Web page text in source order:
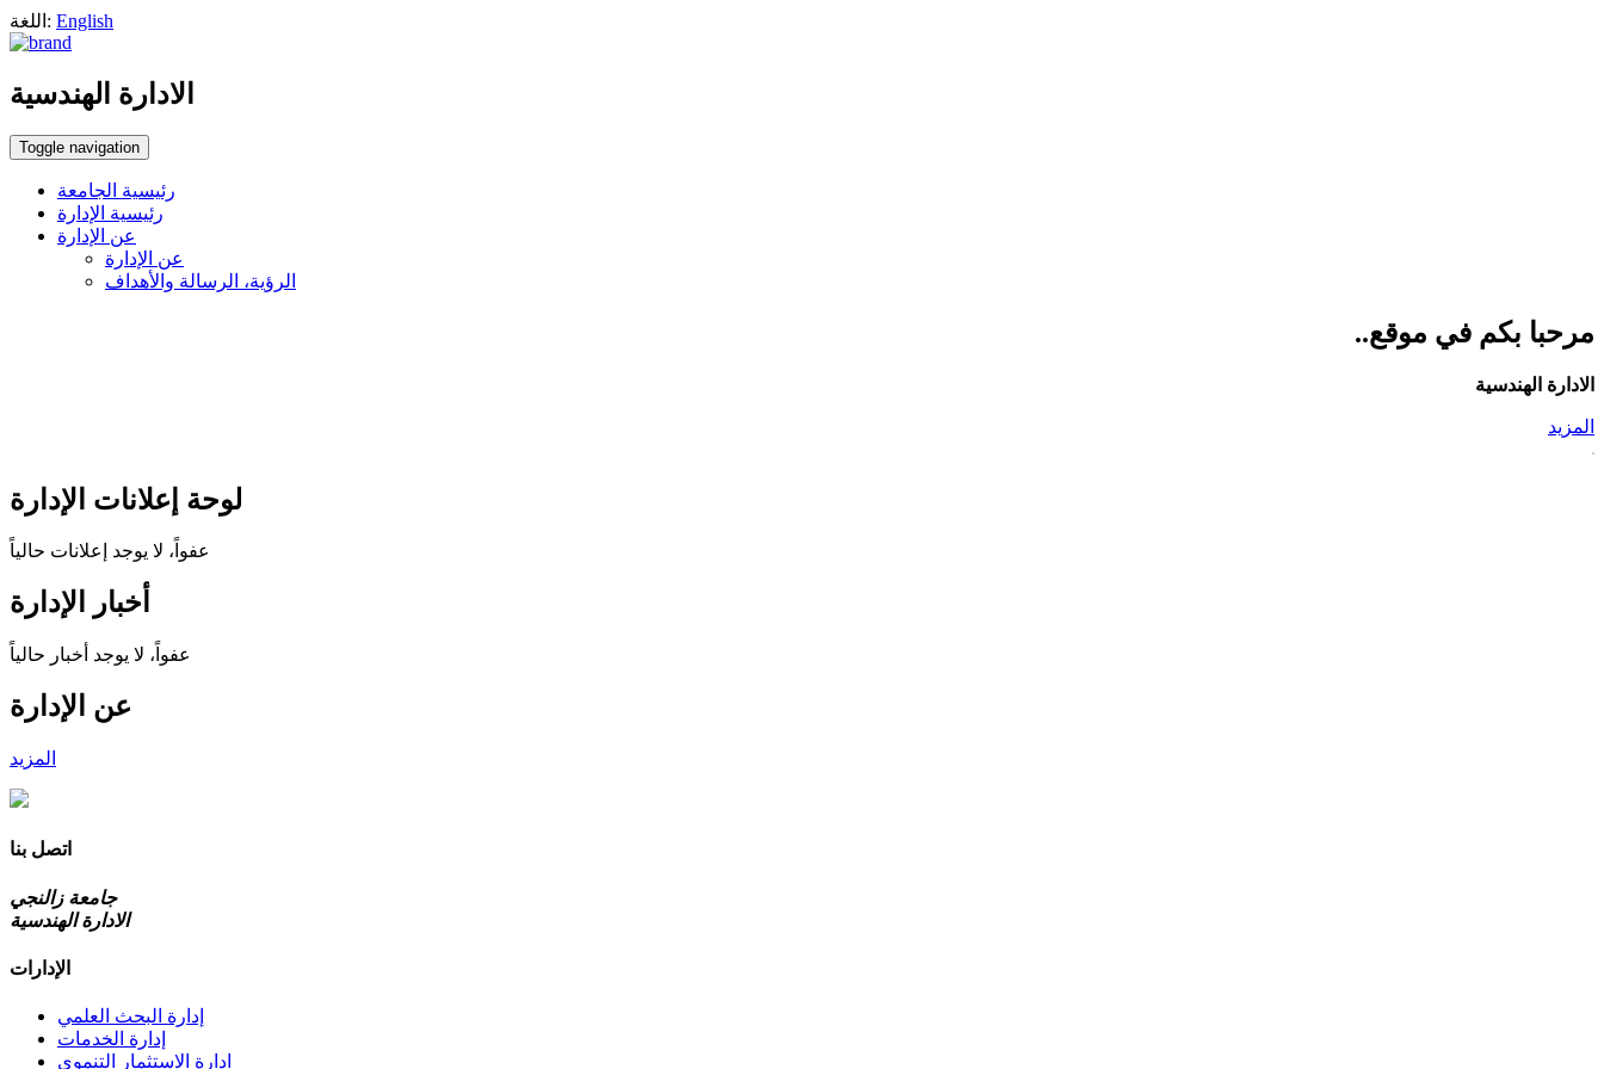
اللغة: English
الادارة الهندسية
Toggle navigation
رئيسية الجامعة
رئيسية الإدارة
عن الإدارة
عن الإدارة
الرؤية، الرسالة والأهداف
مرحبا بكم في موقع..
الادارة الهندسية
المزيد
لوحة إعلانات الإدارة
عفواً، لا يوجد إعلانات حالياً
أخبار الإدارة
عفواً، لا يوجد أخبار حالياً
عن الإدارة
المزيد
اتصل بنا
جامعة زالنجي
الادارة الهندسية
الإدارات
إدارة البحث العلمي
إدارة الخدمات
ادارة الاستثمار التنموي